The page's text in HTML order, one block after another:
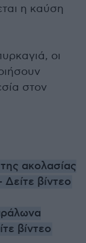
η καύση
οι
στον
ακολασίας
βίντεο
βίντεο